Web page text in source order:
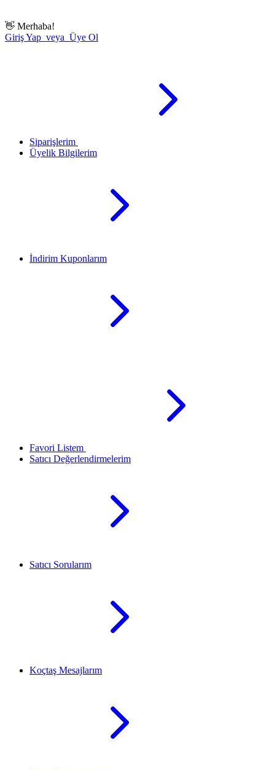
👋 Merhaba!
Giriş Yap veya Üye Ol
Siparişlerim
Üyelik Bilgilerim
İndirim Kuponlarım
Favori Listem
Satıcı Değerlendirmelerim
Satıcı Sorularım
Koçtaş Mesajlarım